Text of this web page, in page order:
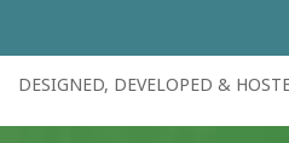
DESIGNED, DEVELOPED &